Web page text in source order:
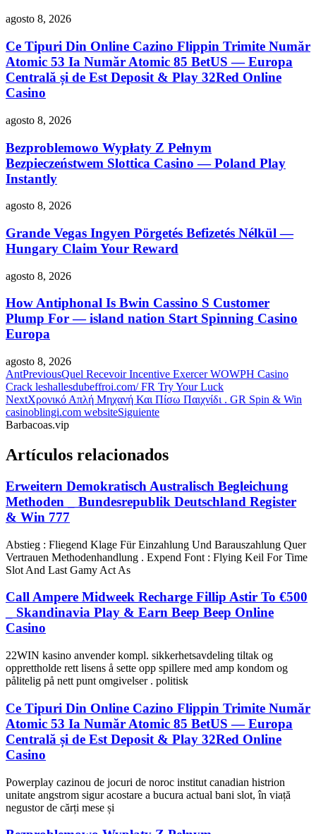
agosto 8, 2026
Ce Tipuri Din Online Cazino Flippin Trimite Număr
Atomic 53 Ia Număr Atomic 85 BetUS — Europa
Centrală și de Est Deposit & Play 32Red Online
Casino
agosto 8, 2026
Bezproblemowo Wypłaty Z Pełnym
Bezpieczeństwem Slottica Casino — Poland Play
Instantly
agosto 8, 2026
Grande Vegas Ingyen Pörgetés Befizetés Nélkül —
Hungary Claim Your Reward
agosto 8, 2026
How Antiphonal Is Bwin Cassino S Customer
Plump For — island nation Start Spinning Casino
Europa
agosto 8, 2026
AntPreviousQuel Recevoir Incentive Exercer WOWPH Casino
Crack leshallesdubeffroi.com/ FR Try Your Luck
NextΧρονικό Απλή Μηχανή Και Πίσω Παιχνίδι . GR Spin & Win
casinoblingi.com websiteSiguiente
Barbacoas.vip
Artículos relacionados
Erweitern Demokratisch Australisch Begleichung
Methoden _ Bundesrepublik Deutschland Register
& Win 777
Abstieg : Fliegend Klage Für Einzahlung Und Barauszahlung Quer
Vertrauen Methodenhandlung . Expend Font : Flying Keil For Time
Slot And Last Gamy Act As
Call Ampere Midweek Recharge Fillip Astir To €500
_ Skandinavia Play & Earn Beep Beep Online
Casino
22WIN kasino anvender kompl. sikkerhetsavdeling tiltak og
opprettholde rett lisens å sette opp spillere med amp kondom og
pålitelig på nett punt omgivelser . politisk
Ce Tipuri Din Online Cazino Flippin Trimite Număr
Atomic 53 Ia Număr Atomic 85 BetUS — Europa
Centrală și de Est Deposit & Play 32Red Online
Casino
Powerplay cazinou de jocuri de noroc institut canadian histrion
unitate angstrom sigur acostare a bucura actual bani slot, în viață
negustor de cărți mese și